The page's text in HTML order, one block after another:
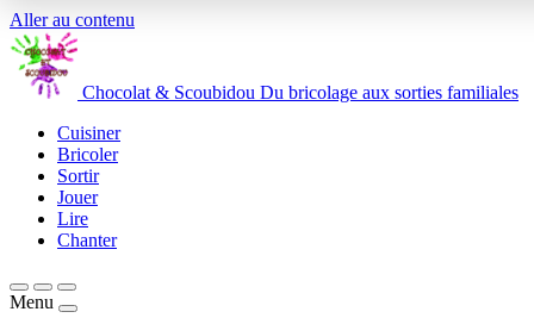
Aller au contenu
Chocolat & Scoubidou Du bricolage aux sorties familiales
Cuisiner
Bricoler
Sortir
Jouer
Lire
Chanter
Menu